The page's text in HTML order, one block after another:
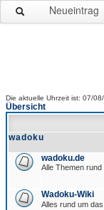
Neueintrag
Die aktuelle Uhrzeit ist: 07/
Übersicht
wadoku
wadoku.de
Alle Themen
Wadoku-Wiki
Alles rund um